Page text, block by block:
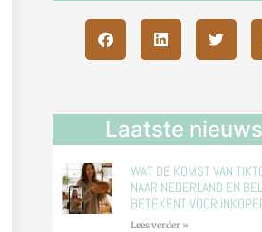
Laatste nieuws
WAT DE KOMST VAN
NAAR NEDERLAND EN
BETEKENT VOOR
Lees verder »